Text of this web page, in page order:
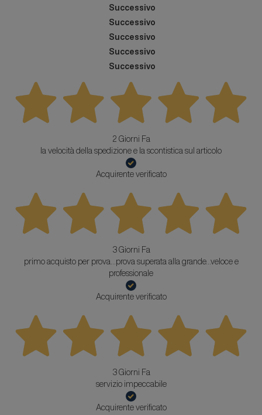
Successivo
Successivo
Successivo
Successivo
Successivo
2 Giorni Fa
la velocità della spedizione e la scontistica sul articolo
Acquirente verificato
3 Giorni Fa
primo acquisto per prova...prova superata alla grande...veloce e
professionale
Acquirente verificato
3 Giorni Fa
servizio impeccabile
Acquirente verificato